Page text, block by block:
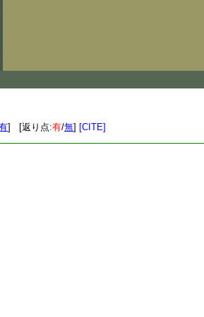
] [返り点:有/無] [CITE]